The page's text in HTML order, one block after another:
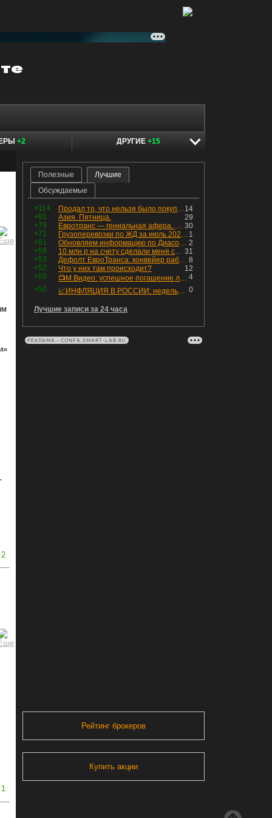
+2 ДРУГИЕ +15
2
1
Полезные
Лучшие
Обсуждаемые
+114 14
Продал то, что нельзя было покупать. Изменения в портфеле
+91
29
Азия. Пятница.
+79
30
Евротранс — гениальная афера. Собрал с инвесторов денег, выплатил дивидендов больше текущей капитализации и ушёл в дефолт
+71
1
Грузоперевозки по ЖД за июль 2026 г. — четвёртый месяц подряд роста, чёрные металлы на уровне прошлого года, а каменный уголь в плюсе.
+61
2
Обновляем информацию по Диасофту: дивиденды и выкуп
+59
31
10 млн р на счету сделали меня счастливым? Ожидание vs Реальность!
+53
8
Дефолт ЕвроТранса: конвейер работает исправно
+52
12
Что у них там происходит?
+50
4
📺М.Видео: успешное погашение любимого флоатера
+50
0
📈ИНФЛЯЦИЯ В РОССИИ: недельная дефляция, но в годовом выражении рост 😢
Лучшие записи за 24 часа
РЕКЛАМА • CONFA.SMART-LAB.RU
Рейтинг брокеров
Купить акции